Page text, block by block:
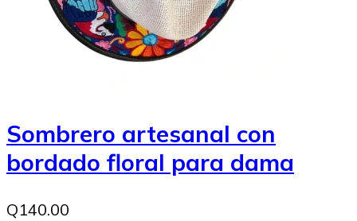
Sombrero artesanal con
bordado floral para dama
Q140.00